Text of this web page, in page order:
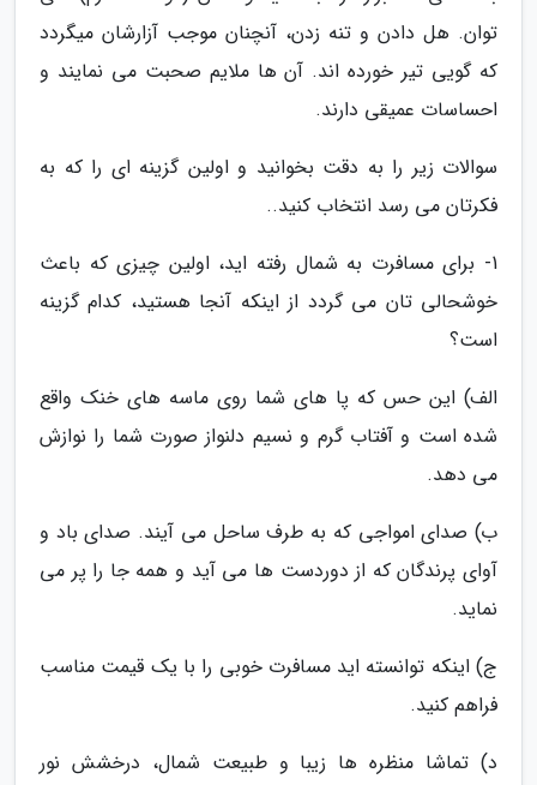
توان. هل دادن و تنه زدن، آنچنان موجب آزارشان میگردد
که گویی تیر خورده اند. آن ها ملایم صحبت می نمایند و
احساسات عمیقی دارند.
سوالات زیر را به دقت بخوانید و اولین گزینه ای را که به
فکرتان می رسد انتخاب کنید..
1- برای مسافرت به شمال رفته اید، اولین چیزی که باعث
خوشحالی تان می گردد از اینکه آنجا هستید، کدام گزینه
است؟
الف) این حس که پا های شما روی ماسه های خنک واقع
شده است و آفتاب گرم و نسیم دلنواز صورت شما را نوازش
می دهد.
ب) صدای امواجی که به طرف ساحل می آیند. صدای باد و
آوای پرندگان که از دوردست ها می آید و همه جا را پر می
نماید.
ج) اینکه توانسته اید مسافرت خوبی را با یک قیمت مناسب
فراهم کنید.
د) تماشا منظره ها زیبا و طبیعت شمال، درخشش نور